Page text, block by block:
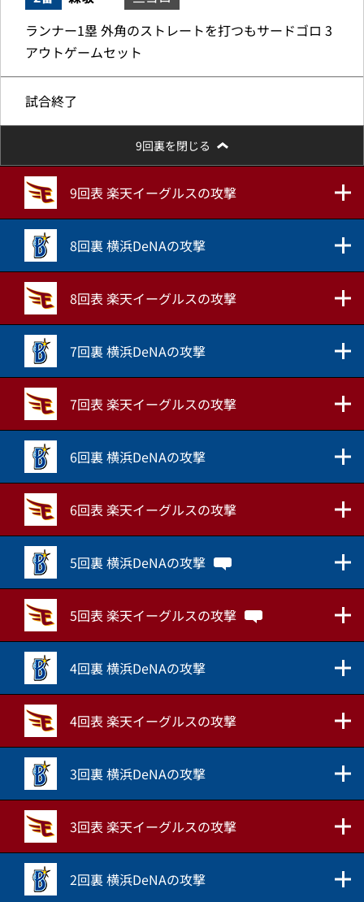
ランナー1塁 外角のストレートを打つもサードゴロ 3
アウトゲームセット
試合終了
9回裏を閉じる
9回表 楽天イーグルスの攻撃
8回裏 横浜DeNAの攻撃
8回表 楽天イーグルスの攻撃
7回裏 横浜DeNAの攻撃
7回表 楽天イーグルスの攻撃
6回裏 横浜DeNAの攻撃
6回表 楽天イーグルスの攻撃
5回裏 横浜DeNAの攻撃
5回表 楽天イーグルスの攻撃
4回裏 横浜DeNAの攻撃
4回表 楽天イーグルスの攻撃
3回裏 横浜DeNAの攻撃
3回表 楽天イーグルスの攻撃
2回裏 横浜DeNAの攻撃